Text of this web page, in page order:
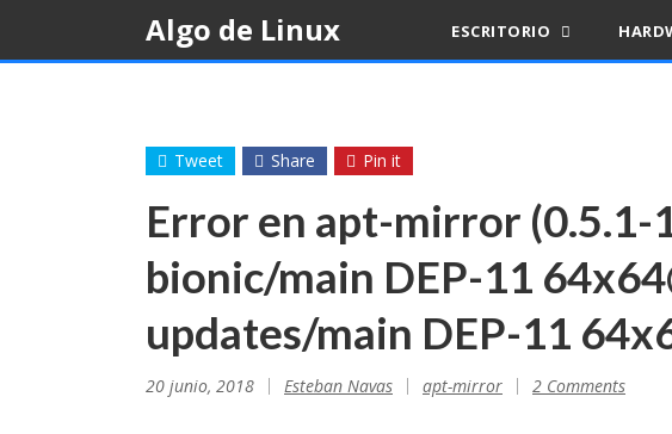
content
Algo de Linux ESCRITORIO
Tweet Share Pin it
Error en apt-mirror (0.5.1-
bionic/main DEP-11
updates/main DEP-11
20 junio, 2018 Esteban Navas apt-mirror 2 Comments